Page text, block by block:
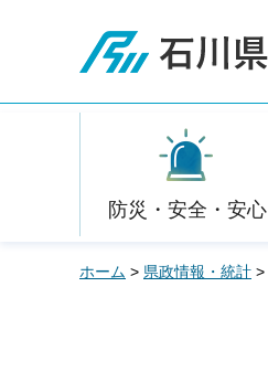
石川県
防災・安全・安心
ホーム > 県政情報・統計 >